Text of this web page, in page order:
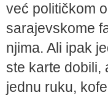
već političkom
sarajevskome
njima. Ali ipak
ste karte dobili,
jednu ruku,